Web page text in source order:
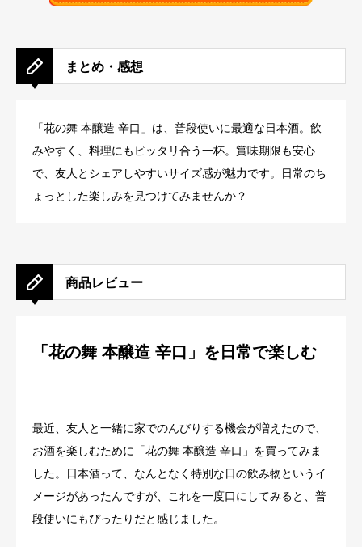
まとめ・感想
「花の舞 本醸造 辛口」は、普段使いに最適な日本酒。飲
みやすく、料理にもピッタリ合う一杯。賞味期限も安心
で、友人とシェアしやすいサイズ感が魅力です。日常のち
ょっとした楽しみを見つけてみませんか？
商品レビュー
「花の舞 本醸造 辛口」を日常で楽しむ
最近、友人と一緒に家でのんびりする機会が増えたので、
お酒を楽しむために「花の舞 本醸造 辛口」を買ってみま
した。日本酒って、なんとなく特別な日の飲み物というイ
メージがあったんですが、これを一度口にしてみると、普
段使いにもぴったりだと感じました。